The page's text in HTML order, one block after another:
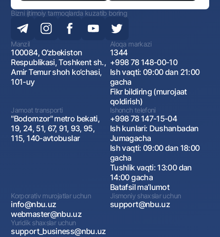
Bizni ijtimoiy tarmoqlarda kuzatib boring
Manzil
100084, O‘zbekiston
Respublikasi, Toshkent sh.,
Amir Temur shoh ko‘chasi,
101-uy
Aloqa markazi
1344
+998 78 148-00-10
Ish vaqti: 09:00 dan 21:00
gacha
Fikr bildiring (murojaat
qoldirish)
Jamoat transporti
"Bodomzor" metro bekati,
19, 24, 51, 67, 91, 93, 95,
115, 140-avtobuslar
Ishonch telefoni
+998 78 147-15-04
Ish kunlari: Dushanbadan
Jumagacha
Ish vaqti: 09:00 dan 18:00
gacha
Tushlik vaqti: 13:00 dan
14:00 gacha
Batafsil maʼlumot
Korporativ murojatlar uchun
info@nbu.uz
webmaster@nbu.uz
Jismoniy shaxslar uchun
support@nbu.uz
Yuridik shaxslar uchun
support_business@nbu.uz